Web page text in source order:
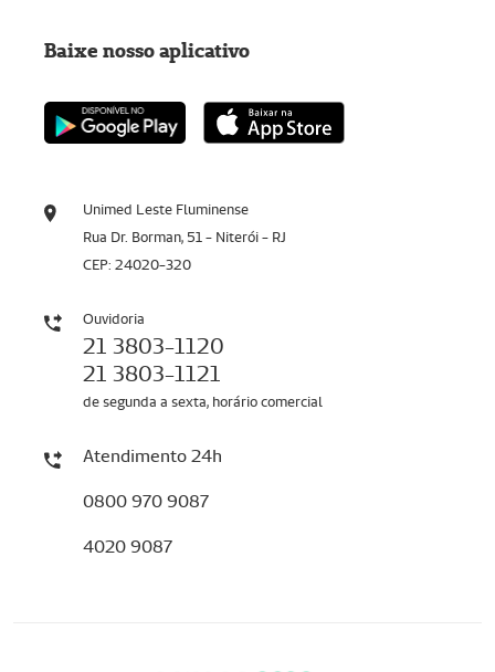
Unimed Leste Fluminense
Rua Dr. Borman, 51 - Niterói - RJ
CEP: 24020-320
Ouvidoria
21 3803-1120
21 3803-1121
de segunda a sexta, horário comercial
Atendimento 24h
0800 970 9087
4020 9087
Baixe nosso aplicativo